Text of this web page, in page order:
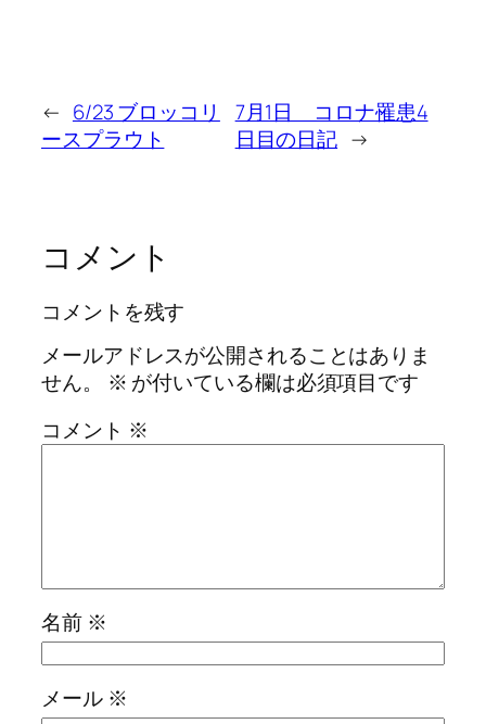
← 6/23 ブロッコリ
ースプラウト
7月1日 コロナ罹患4
日目の日記 →
コメント
コメントを残す
メールアドレスが公開されることはありま
せん。
※ が付いている欄は必須項目です
コメント ※
名前 ※
メール ※